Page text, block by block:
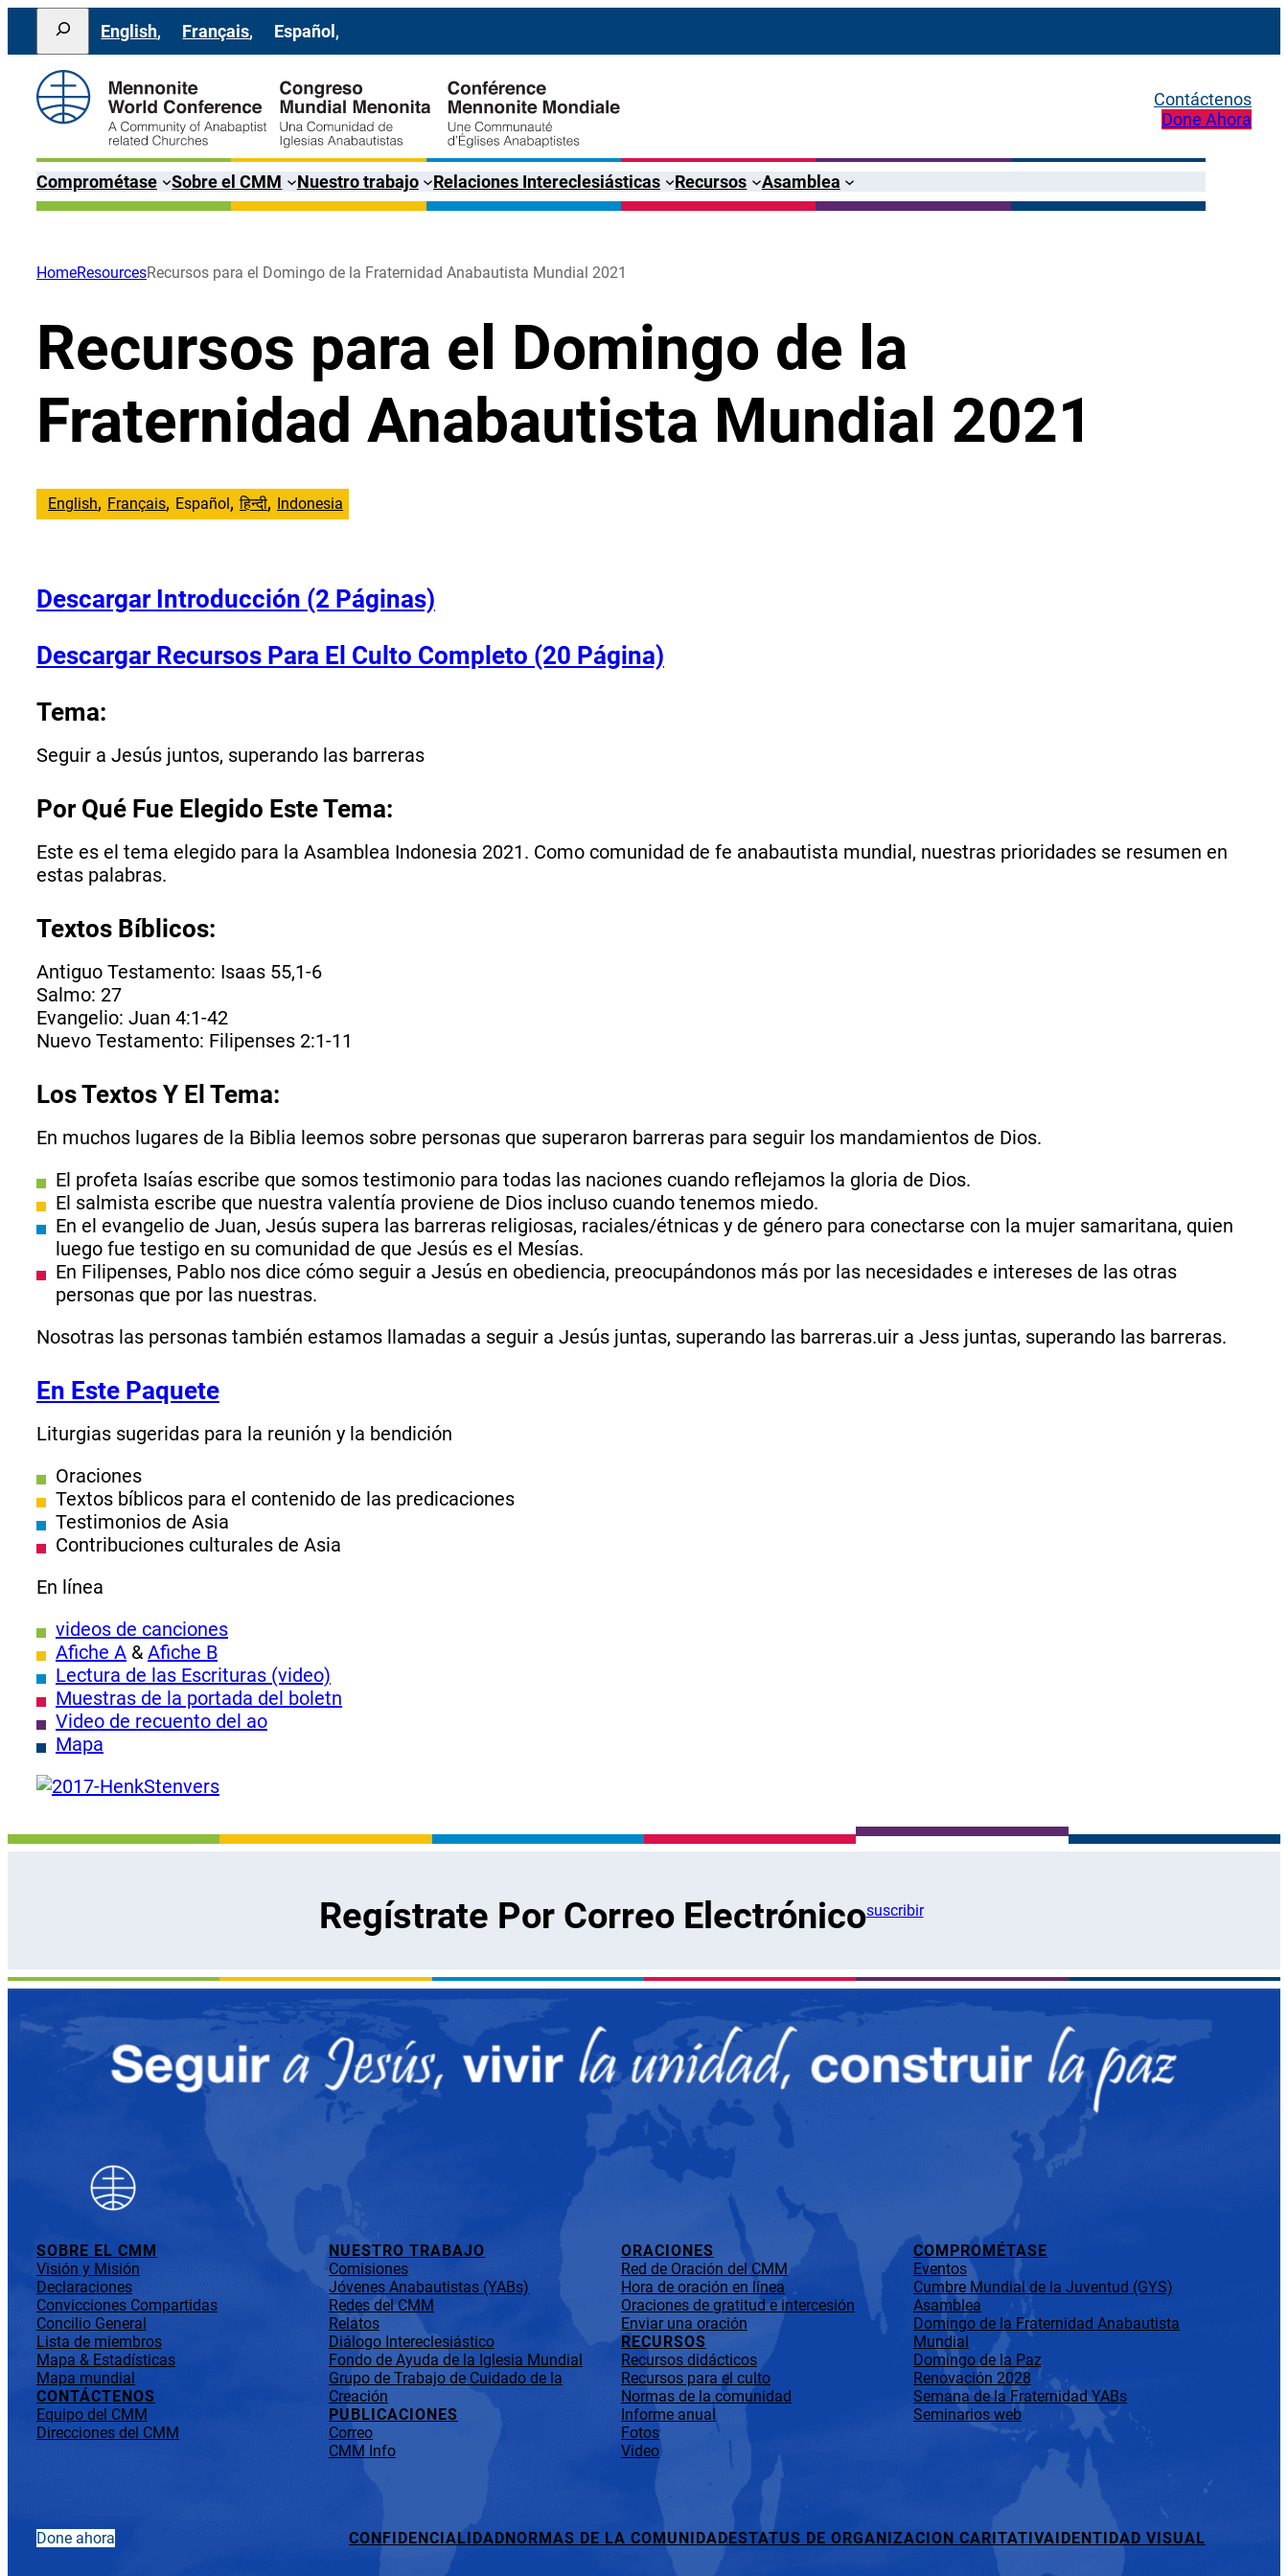
Saltar
contenido
Search
English Français Español
Contáctenos
Done Ahora
Comprométase Sobre el CMM Nuestro trabajo Relaciones Intereclesiásticas Recursos Asamblea
HomeResourcesRecursos para el Domingo de la Fraternidad Anabautista Mundial 2021
Recursos para el Domingo de la
Fraternidad Anabautista Mundial 2021
English Français Español हिन्दी Indonesia
Descargar Introducción (2 Páginas)
Descargar Recursos Para El Culto Completo (20 Página)
Tema:
Seguir a Jesús juntos, superando las barreras
Por Qué Fue Elegido Este Tema:
Este es el tema elegido para la Asamblea Indonesia 2021. Como comunidad de fe anabautista mundial, nuestras prioridades se resumen en
estas palabras.
Textos Bíblicos:
Antiguo Testamento: Isaas 55,1-6
Salmo: 27
Evangelio: Juan 4:1-42
Nuevo Testamento: Filipenses 2:1-11
Los Textos Y El Tema:
En muchos lugares de la Biblia leemos sobre personas que superaron barreras para seguir los mandamientos de Dios.
El profeta Isaías escribe que somos testimonio para todas las naciones cuando reflejamos la gloria de Dios.
El salmista escribe que nuestra valentía proviene de Dios incluso cuando tenemos miedo.
En el evangelio de Juan, Jesús supera las barreras religiosas, raciales/étnicas y de género para conectarse con la mujer samaritana, quien
luego fue testigo en su comunidad de que Jesús es el Mesías.
En Filipenses, Pablo nos dice cómo seguir a Jesús en obediencia, preocupándonos más por las necesidades e intereses de las otras
personas que por las nuestras.
Nosotras las personas también estamos llamadas a seguir a Jesús juntas, superando las barreras.uir a Jess juntas, superando las barreras.
En Este Paquete
Liturgias sugeridas para la reunión y la bendición
Oraciones
Textos bíblicos para el contenido de las predicaciones
Testimonios de Asia
Contribuciones culturales de Asia
En línea
videos de canciones
Afiche A & Afiche B
Lectura de las Escrituras (video)
Muestras de la portada del boletn
Video de recuento del ao
Mapa
Regístrate Por Correo Electrónicosuscribir
SOBRE EL CMM
Visión y Misión
Declaraciones
Convicciones Compartidas
Concilio General
Lista de miembros
Mapa & Estadísticas
Mapa mundial
CONTÁCTENOS
Equipo del CMM
Direcciones del CMM
NUESTRO TRABAJO
Comisiones
Jóvenes Anabautistas (YABs)
Redes del CMM
Relatos
Diálogo Intereclesiástico
Fondo de Ayuda de la Iglesia Mundial
Grupo de Trabajo de Cuidado de la
Creación
PUBLICACIONES
Correo
CMM Info
ORACIONES
Red de Oración del CMM
Hora de oración en línea
Oraciones de gratitud e intercesión
Enviar una oración
RECURSOS
Recursos didácticos
Recursos para el culto
Normas de la comunidad
Informe anual
Fotos
Video
COMPROMÉTASE
Eventos
Cumbre Mundial de la Juventud (GYS)
Asamblea
Domingo de la Fraternidad Anabautista
Mundial
Domingo de la Paz
Renovación 2028
Semana de la Fraternidad YABs
Seminarios web
Done ahora CONFIDENCIALIDAD NORMAS DE LA COMUNIDADESTATUS DE ORGANIZACION CARITATIVA IDENTIDAD VISUAL